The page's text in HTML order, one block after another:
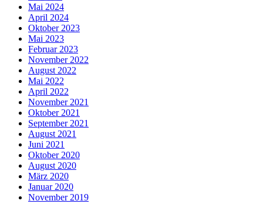
Mai 2024
April 2024
Oktober 2023
Mai 2023
Februar 2023
November 2022
August 2022
Mai 2022
April 2022
November 2021
Oktober 2021
September 2021
August 2021
Juni 2021
Oktober 2020
August 2020
März 2020
Januar 2020
November 2019